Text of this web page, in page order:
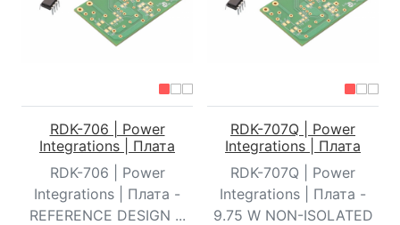
RDK-706 | Power
Integrations | Плата
RDK-706 | Power
Integrations | Плата -
REFERENCE DESIGN ...
RDK-707Q | Power
Integrations | Плата
RDK-707Q | Power
Integrations | Плата -
9.75 W NON-ISOLATED